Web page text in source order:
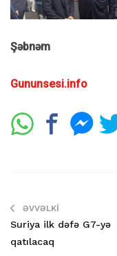
Şəbnəm
Gununsesi.info
ƏVVƏLKI
Suriya ilk dəfə G7-yə
qatılacaq